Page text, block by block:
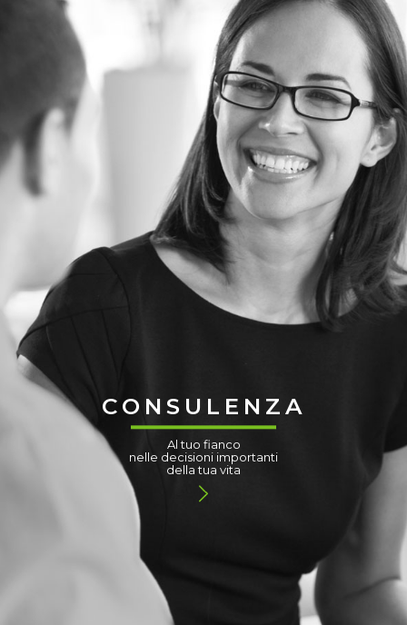
CONSULENZA
Al tuo fianco
nelle decisioni importanti
della tua vita